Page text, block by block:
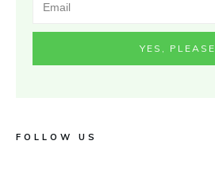
YES, PLEASE
FOLLOW US